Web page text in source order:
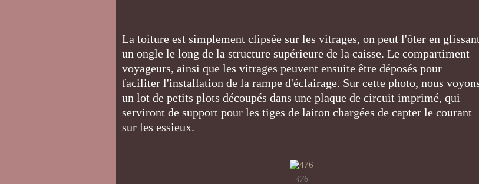
La toiture est simplement clipsée sur les vitrages, on peut l'ôter en glissant
un ongle le long de la structure supérieure de la caisse. Le compartiment
voyageurs, ainsi que les vitrages peuvent ensuite être déposés pour
faciliter l'installation de la rampe d'éclairage. Sur cette photo, nous
un lot de petits plots découpés dans une plaque de circuit imprimé, qui
serviront de support pour les tiges de laiton chargées de capter le courant
sur les essieux.
476